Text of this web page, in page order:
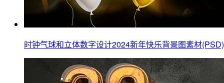
时钟气球和立体数字设计2024新年快乐背景图素材(PSD)